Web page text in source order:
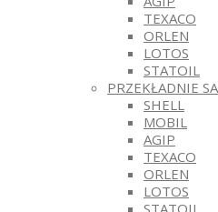
TEXACO
ORLEN
LOTOS
STATOIL
PRZEKŁADNIE
SHELL
MOBIL
AGIP
TEXACO
ORLEN
LOTOS